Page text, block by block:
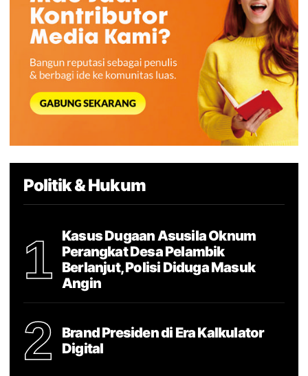
Politik & Hukum
1
Kasus Dugaan Asusila Oknum
Perangkat Desa Pelambik
Berlanjut, Polisi Diduga Masuk
Angin
2
Brand Presiden di Era Kalkulator
Digital